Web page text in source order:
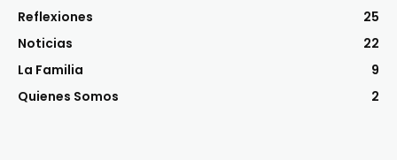
Reflexiones
25
Noticias
22
La Familia
9
Quienes Somos
2